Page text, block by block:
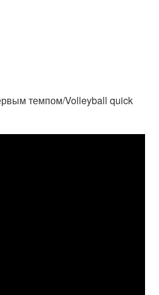
темпом/Volleyball quick